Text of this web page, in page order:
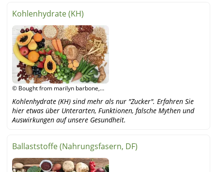
Kohlenhydrate (KH)
© Bought from marilyn barbone,
Kohlenhydrate (KH) sind mehr als nur "Zucker". Erfahren Sie
hier etwas über Unterarten, Funktionen, falsche Mythen und
Auswirkungen auf unsere Gesundheit.
Ballaststoffe (Nahrungsfasern, DF)